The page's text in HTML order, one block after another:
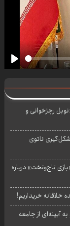
Play
رجزخوانی و
ناتوی
تاج‌وتخت» درباره
خلاقانه خریداریم!
آیینه‌ای از جامعه